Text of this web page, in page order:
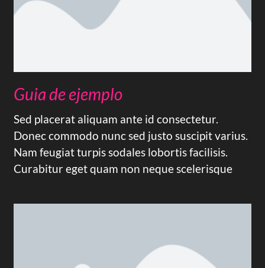
Guia de ejemplo
Sed placerat aliquam ante id consectetur.
Donec commodo nunc sed justo suscipit varius.
Nam feugiat turpis sodales lobortis facilisis.
Curabitur eget quam non neque scelerisque